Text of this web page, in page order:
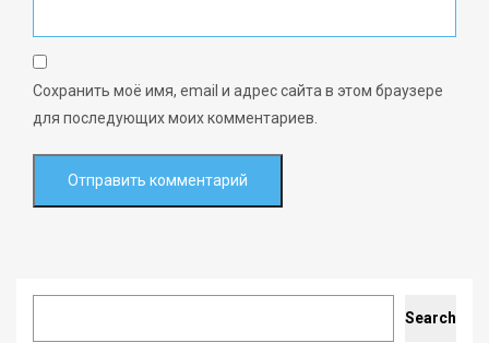
Сохранить моё имя, email и адрес сайта в этом браузере
для последующих моих комментариев.
Search